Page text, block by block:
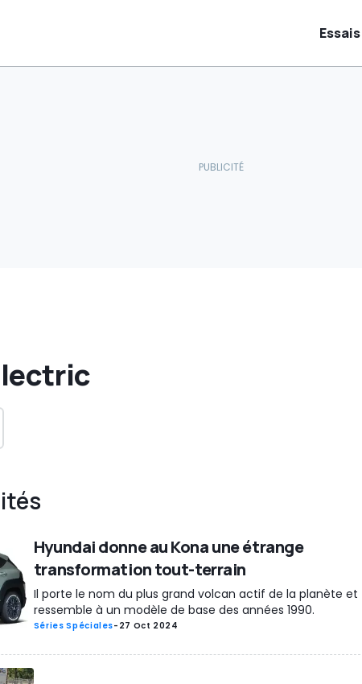
Essais
Hyundai donne au Kona une étrange
transformation tout-terrain
Il porte le nom du plus grand volcan actif de la planète et
ressemble à un modèle de base des années 1990.
Séries Spéciales- 27 Oct 2024